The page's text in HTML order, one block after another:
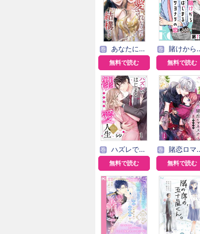
巻 あなたに愛されなくても結構です【タテヨミ】
無料で読む
巻 賭けからはじまるサヨナラの恋【単話版】
無料で読む
巻 ハズレではじまる溺愛人生～仕組まれた恋の相手はハイスぺ社長
無料で読む
巻 賭恋ロマネスク～大正悪役令嬢と最狂マフィア
無料で読む